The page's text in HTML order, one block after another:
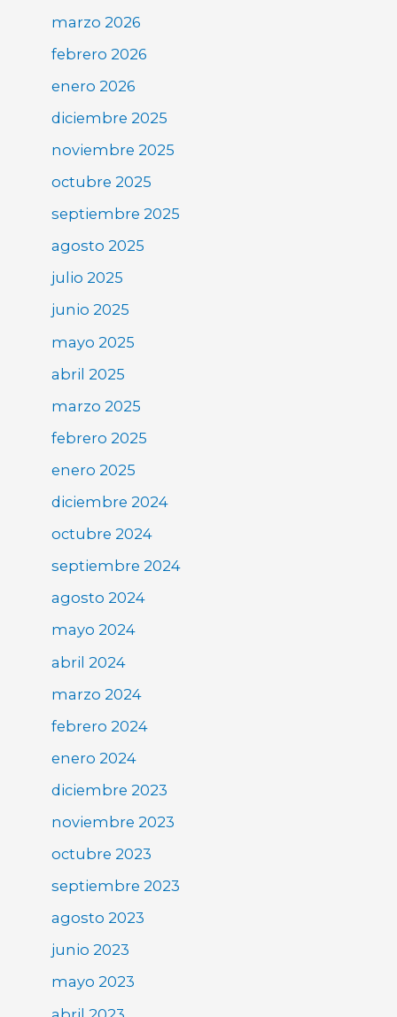
marzo 2026
febrero 2026
enero 2026
diciembre 2025
noviembre 2025
octubre 2025
septiembre 2025
agosto 2025
julio 2025
junio 2025
mayo 2025
abril 2025
marzo 2025
febrero 2025
enero 2025
diciembre 2024
octubre 2024
septiembre 2024
agosto 2024
mayo 2024
abril 2024
marzo 2024
febrero 2024
enero 2024
diciembre 2023
noviembre 2023
octubre 2023
septiembre 2023
agosto 2023
junio 2023
mayo 2023